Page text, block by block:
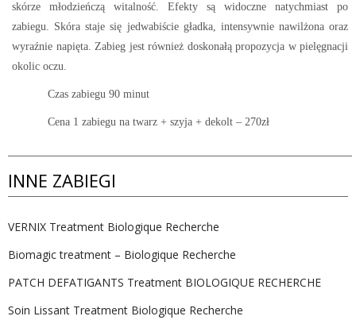
skórze młodzieńczą witalność. Efekty są widoczne natychmiast po
zabiegu. Skóra staje się jedwabiście gładka, intensywnie nawilżona oraz
wyraźnie napięta. Zabieg jest również doskonałą propozycja w pielęgnacji
okolic oczu.
Czas zabiegu 90 minut
Cena 1 zabiegu na twarz + szyja + dekolt – 270zł
INNE ZABIEGI
VERNIX Treatment Biologique Recherche
Biomagic treatment – Biologique Recherche
PATCH DEFATIGANTS Treatment BIOLOGIQUE RECHERCHE
Soin Lissant Treatment Biologique Recherche